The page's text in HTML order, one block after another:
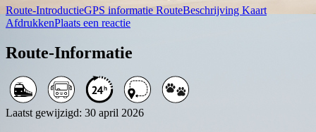
Route-IntroductieGPS informatie RouteBeschrijving Kaart
AfdrukkenPlaats een reactie
Route-Informatie
Laatst gewijzigd: 30 april 2026